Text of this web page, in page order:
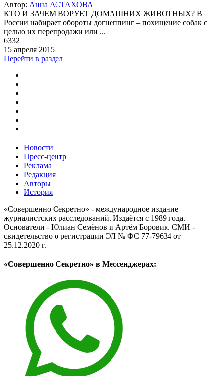
Автор: Анна АСТАХОВА
КТО И ЗАЧЕМ ВОРУЕТ ДОМАШНИХ ЖИВОТНЫХ? В
России набирает обороты догнеппинг – похищение собак с
целью их перепродажи или ...
6332
15 апреля 2015
Перейти в раздел
Новости
Пресс-центр
Реклама
Редакция
Авторы
История
«Совершенно Секретно» - международное издание
журналистских расследований. Издаётся с 1989 года.
Основатели - Юлиан Семёнов и Артём Боровик. CМИ -
свидетельство о регистрации ЭЛ № ФС 77-79634 от
25.12.2020 г.
«Совершенно Секретно» в Мессенджерах: